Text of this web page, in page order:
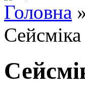
Головна